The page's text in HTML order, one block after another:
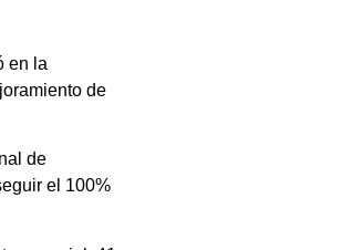
en la
de
de
el 100%